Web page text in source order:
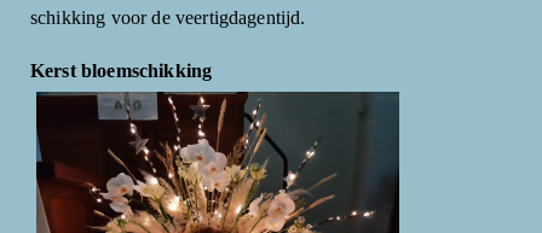
schikking voor de veertigdagentijd.
Kerst bloemschikking